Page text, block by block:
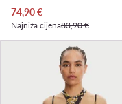
Trenutna cijena
74,90€
Najniža cijena83,90 €